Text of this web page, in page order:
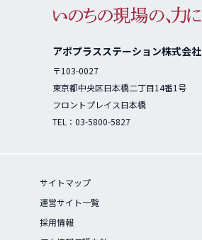
アポプラスステーション株式会社
〒103-0027
東京都中央区日本橋二丁目14番1号
フロントプレイス日本橋
TEL： 03-5800-5827
サイトマップ
運営サイト一覧
採用情報